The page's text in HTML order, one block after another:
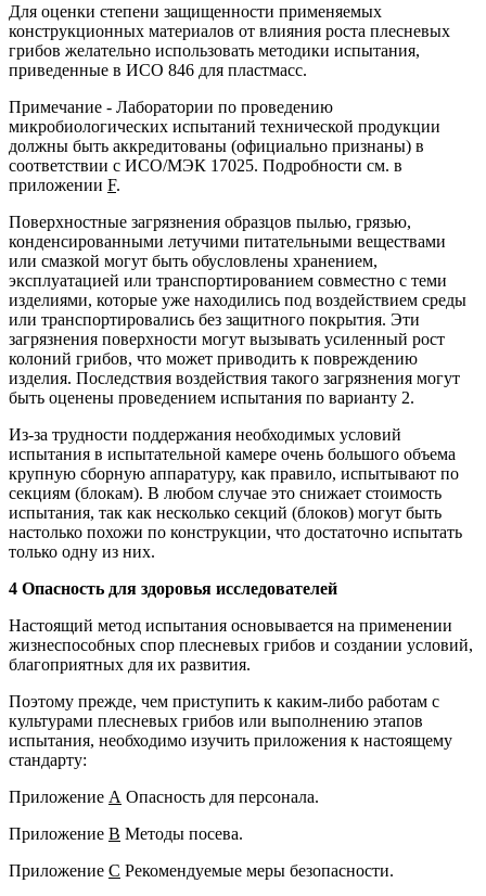
Для оценки степени защищенности применяемых
конструкционных материалов от влияния роста плесневых
грибов желательно использовать методики испытания,
приведенные в ИСО 846 для пластмасс.
Примечание - Лаборатории по проведению
микробиологических испытаний технической продукции
должны быть аккредитованы (официально признаны) в
соответствии с ИСО/МЭК 17025. Подробности см. в
приложении F.
Поверхностные загрязнения образцов пылью, грязью,
конденсированными летучими питательными веществами
или смазкой могут быть обусловлены хранением,
эксплуатацией или транспортированием совместно с теми
изделиями, которые уже находились под воздействием среды
или транспортировались без защитного покрытия. Эти
загрязнения поверхности могут вызывать усиленный рост
колоний грибов, что может приводить к повреждению
изделия. Последствия воздействия такого загрязнения могут
быть оценены проведением испытания по варианту 2.
Из-за трудности поддержания необходимых условий
испытания в испытательной камере очень большого объема
крупную сборную аппаратуру, как правило, испытывают по
секциям (блокам). В любом случае это снижает стоимость
испытания, так как несколько секций (блоков) могут быть
настолько похожи по конструкции, что достаточно испытать
только одну из них.
4 Опасность для здоровья исследователей
Настоящий метод испытания основывается на применении
жизнеспособных спор плесневых грибов и создании условий,
благоприятных для их развития.
Поэтому прежде, чем приступить к каким-либо работам с
культурами плесневых грибов или выполнению этапов
испытания, необходимо изучить приложения к настоящему
стандарту:
Приложение А Опасность для персонала.
Приложение В Методы посева.
Приложение С Рекомендуемые меры безопасности.